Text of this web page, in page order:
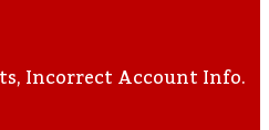
Incorrect Account Info.